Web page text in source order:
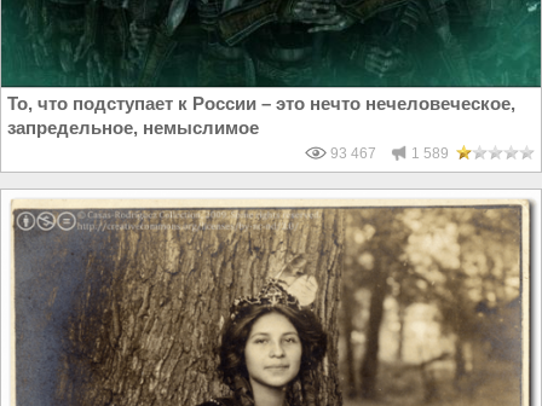
То, что подступает к России – это нечто нечеловеческое,
запредельное, немыслимое
93 467 1 589